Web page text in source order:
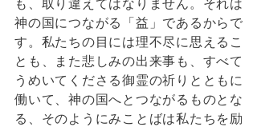
神の国につながる「益」であるからで
す。私たちの目には理不尽に思えるこ
とも、また悲しみの出来事も、すべて
うめいてくださる御霊の祈りとともに
働いて、神の国へとつながるものとな
る、そのようにみことばは私たちを励